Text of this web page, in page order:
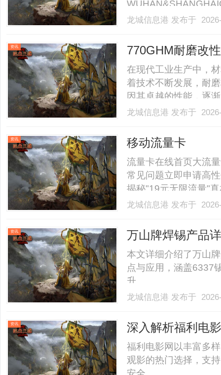
业验光配镜的写字楼
40%-60%优惠，兼顾
龙城信息港 发布于
资讯 770GHM耐磨改
在现代工业生产中，
着技术不断发展，耐
因其卓越的性能，逐
我们将详细解析
粒？770GHM耐磨改
龙城信息港 发布于
资讯 移动流量卡
流量卡在线首页大流
常见问题立即申请高
揭秘"19元无限流量"
广电，四大运营商权
的"19元无限流量卡"
龙城信息港 发布于
资讯
万山牌焊锡产品
应用指南
本文详细介绍了万山
点与应用，涵盖6337
升。......
龙城信息港 发布于
资讯 深入解析福利电
福利电影网以丰富多
观影的热门选择，支